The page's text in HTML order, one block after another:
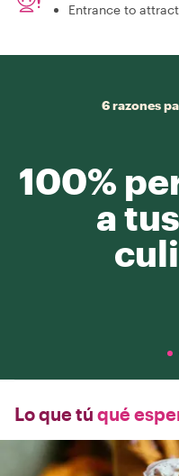
Entrance to
6 razones
100%
a
Lo que tú qué